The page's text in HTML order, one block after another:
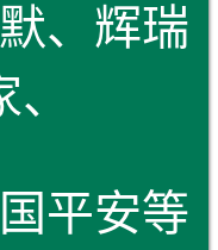
、辉瑞
平安等